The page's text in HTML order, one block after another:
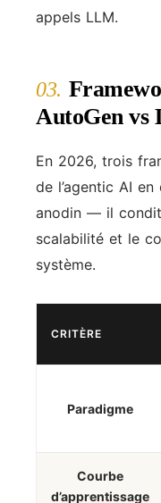
appels LLM.
03.
AutoGen vs
En 2026, trois
de l’agentic AI
anodin — il
scalabilité et le
système.
CRITÈRE
Paradigme
Courbe
d’apprentissage